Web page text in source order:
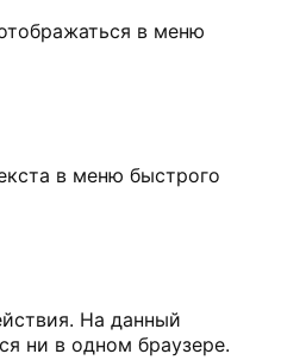
в меню
в меню быстрого
На данный
ни в одном браузере.